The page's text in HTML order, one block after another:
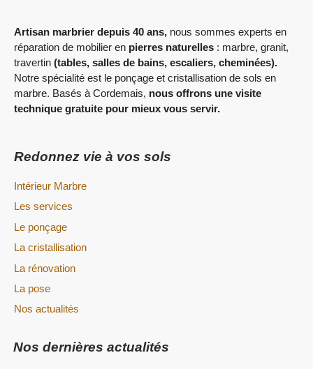
Artisan marbrier depuis 40 ans, nous sommes experts en
réparation de mobilier en pierres naturelles : marbre, granit,
travertin (tables, salles de bains, escaliers, cheminées).
Notre spécialité est le ponçage et cristallisation de sols en
marbre. Basés à Cordemais, nous offrons une visite
technique gratuite pour mieux vous servir.
Redonnez vie à vos sols
Intérieur Marbre
Les services
Le ponçage
La cristallisation
La rénovation
La pose
Nos actualités
Nos dernières actualités